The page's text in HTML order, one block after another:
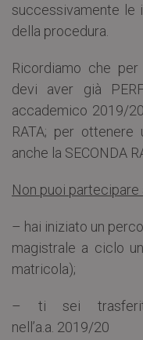
successivamente le
della procedura.
Ricordiamo che
devi aver già
accademico 2019/
RATA; per
anche la SECONDA
Non puoi partecipare
– hai iniziato un
magistrale a ciclo
matricola);
– ti sei
nell’a.a. 2019/20